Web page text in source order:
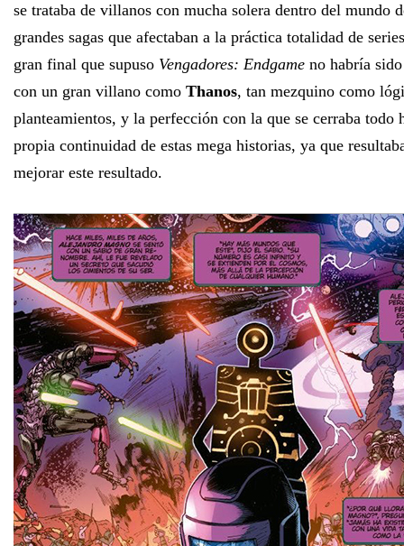
se trataba de villanos con mucha solera dentro del mundo
grandes sagas que afectaban a la práctica totalidad de
gran final que supuso Vengadores: Endgame no habría
con un gran villano como Thanos, tan mezquino como
planteamientos, y la perfección con la que se cerraba todo
propia continuidad de estas mega historias, ya que
mejorar este resultado.